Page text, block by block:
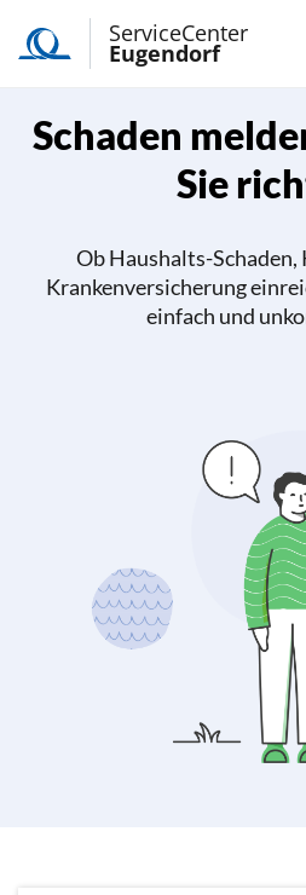
ServiceCenter
Eugendorf
Schaden
Sie
Ob Haushalts-Schaden,
Krankenversicherung
einfach und